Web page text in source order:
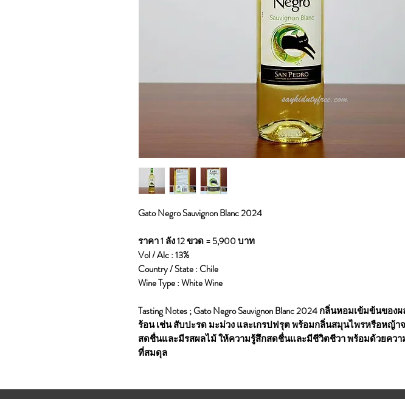
Gato Negro Sauvignon Blanc 2024
ราคา 1 ลัง 12 ขวด = 5,900 บาท
Vol / Alc : 13%
Country / State : Chile
Wine Type : White Wine
Tasting Notes ; Gato Negro Sauvignon Blanc 2024 กลิ่นหอมเข้มข้นของ
ร้อน เช่น สับปะรด มะม่วง และเกรปฟรุต พร้อมกลิ่นสมุนไพรหรือหญ้า
สดชื่นและมีรสผลไม้ ให้ความรู้สึกสดชื่นและมีชีวิตชีวา พร้อมด้วยควา
ที่สมดุล